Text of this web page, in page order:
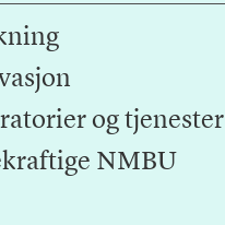
og tjenester
NMBU